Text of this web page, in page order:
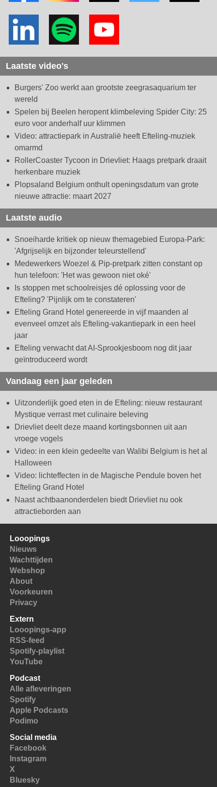
Laatste video's
Burgers' Zoo werkt aan grootste zeegrasaquarium ter
wereld
Spelen bij Beelen heropent klimbeleving Spider City: 25
euro voor anderhalf uur klimmen
Video: attractiepark in Australië heeft Efteling-muziek
omarmd
RollerCoaster Tycoon in Drievliet: Haags pretpark draait
herkenbare muziek
Plopsaland Belgium onthult openingsdatum van grote
nieuwe attractie: maart 2027
Laatste audio
Snoeiharde kritiek op nieuw themagebied Europa-Park:
'Afgrijselijk en bijzonder teleurstellend'
Medewerkers Woezel & Pip-pretpark zitten constant op
hun telefoon: 'Het was gewoon niet oké'
Is stoppen met schoolreisjes dé oplossing voor de
Efteling? 'Pijnlijk om te constateren'
Efteling Grand Hotel genereerde in vijf maanden al
evenveel omzet als Efteling-vakantiepark in een heel
jaar
Efteling verwacht dat AI-Sprookjesboom nog dit jaar
geïntroduceerd wordt
Vandaag een jaar geleden
Uitzonderlijk goed eten in de Efteling: nieuw restaurant
Mystique verrast met culinaire beleving
Drievliet deelt deze maand kortingsbonnen uit aan
vroege vogels
Video: in een klein gedeelte van Walibi Belgium is het al
Halloween
Video: lichteffecten in de Magische Pendule boven het
Efteling Grand Hotel
Naast achtbaanonderdelen biedt Drievliet nu ook
attractieborden aan
Looopings
Nieuws
Wachttijden
Webshop
About
Voorkeuren
Privacy
Extern
Looopings-app
RSS-feed
Spotify-playlist
YouTube
Podcast
Alle afleveringen
Spotify
Apple Podcasts
Podimo
Social media
Facebook
Instagram
X
Bluesky